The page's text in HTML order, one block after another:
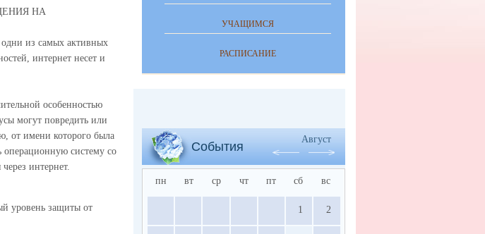
НА
из самых активных
интернет несет и
особенностью
могут повредить или
от имени которого была
операционную систему со
интернет.
уровень защиты от
УЧАЩИМСЯ
РАСПИСАНИЕ
События
Август
пн вт ср чт пт сб вс
1 2